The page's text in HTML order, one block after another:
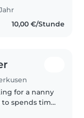
mit
10,00 €/Stunde
for a nanny
to spends time